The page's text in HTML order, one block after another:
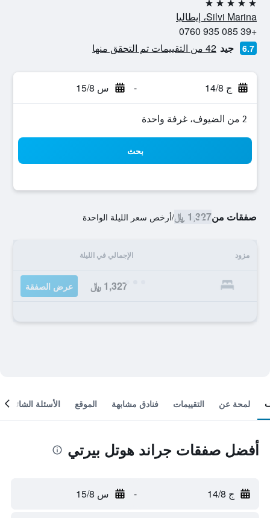
5 نجوم
Silvi Marina، إيطاليا
+39 085 935 0760
6.7 جيد 42 من التقييمات تم التحقق منها
ج 14/8 - س 15/8
2 من الضيوف، غرفة واحدة
بحث
صفقات من1,327 ﷼ /أرخص سعر الليلة الواحدة
مزود الإجمالي في الليلة
1,327 ﷼ عرض الصفقة
لمحة عن التقييمات فنادق مشابهة الموقع الأسئلة الشائعة
أفضل صفقات جراند هوتل بيرتي
ج 14/8 - س 15/8